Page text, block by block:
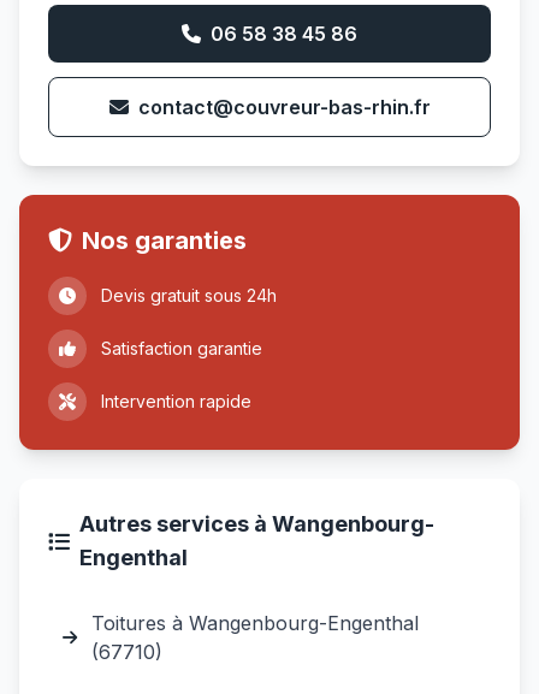
06 58 38 45 86
contact@couvreur-bas-rhin.fr
Nos garanties
Devis gratuit sous 24h
Satisfaction garantie
Intervention rapide
Autres services à Wangenbourg-
Engenthal
Toitures à Wangenbourg-Engenthal
(67710)